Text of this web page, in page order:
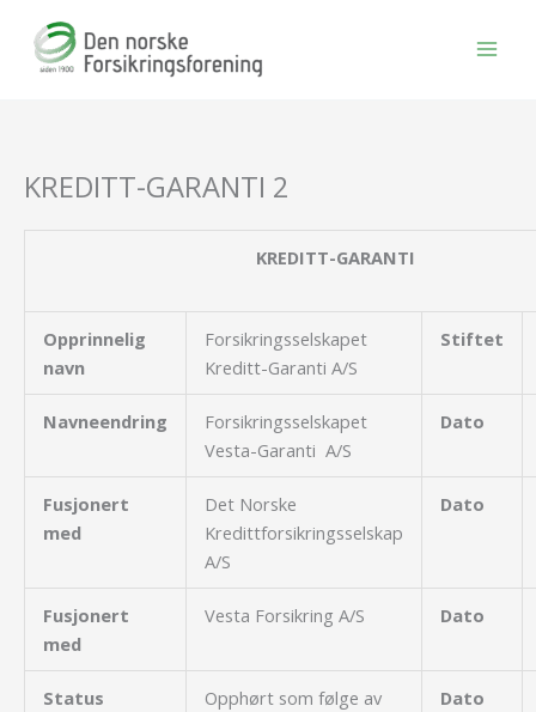
KREDITT-GARANTI 2
KREDITT-GARANTI
Opprinnelig
navn
Forsikringsselskapet
Kreditt-Garanti A/S
Stiftet
Navneendring
Forsikringsselskapet
Vesta-Garanti A/S
Dato
Fusjonert
med
Det Norske
Kredittforsikringsselskap
A/S
Dato
Fusjonert
med
Vesta Forsikring A/S Dato
Status
Opphørt som følge av
Dato